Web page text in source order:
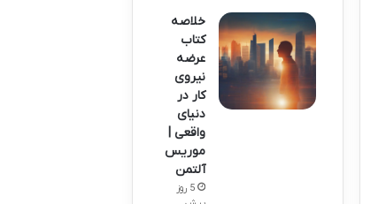
خلاصه
کتاب
عرضه
نیروی
کار در
دنیای
واقعی |
موریس
آلتمن
5 روز